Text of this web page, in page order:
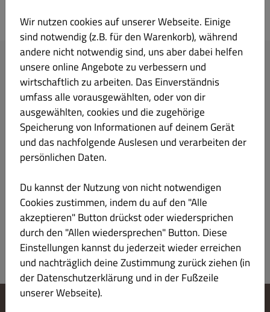
Geisha
Ihre Bestellung
Lege Gerichte und Getränke in deinen Warenkorb.
Weiter zur Kasse
Ihre IP-Adresse (216.73.216.31) wurde zur Betrugsprävention gespeichert.
Wir nutzen cookies auf unserer Webseite. Einige
sind notwendig (z.B. für den Warenkorb), während
andere nicht notwendig sind, uns aber dabei helfen
unsere online Angebote zu verbessern und
wirtschaftlich zu arbeiten. Das Einverständnis
umfass alle vorausgewählten, oder von dir
ausgewählten, cookies und die zugehörige
Speicherung von Informationen auf deinem Gerät
und das nachfolgende Auslesen und verarbeiten der
persönlichen Daten.
Du kannst der Nutzung von nicht notwendigen
Cookies zustimmen, indem du auf den "Alle
akzeptieren" Button drückst oder wiedersprichen
durch den "Allen wiedersprechen" Button. Diese
Einstellungen kannst du jederzeit wieder erreichen
und nachträglich deine Zustimmung zurück ziehen (in
der Datenschutzerklärung und in der Fußzeile
unserer Webseite).